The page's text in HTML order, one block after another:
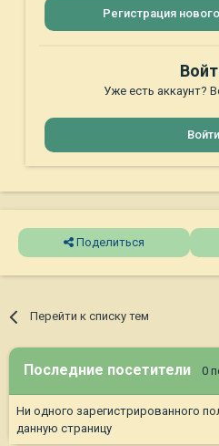
Регистрация
Уже есть аккаунт?
Войти
Поделиться
Перейти к списку тем
Последние посетители 0
Ни одного зарегистрированного
данную страницу